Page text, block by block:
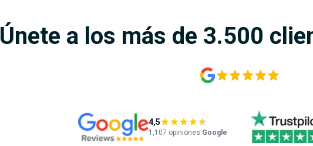
Únete a los más de 3.500
4,5
1,107 opiniones Google